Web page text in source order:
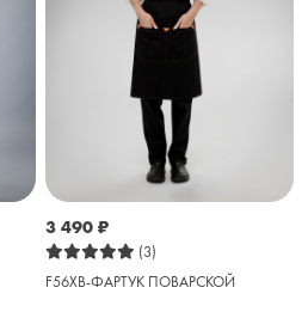
3 490 ₽
(3)
F56XB-ФАРТУК ПОВАРСКОЙ